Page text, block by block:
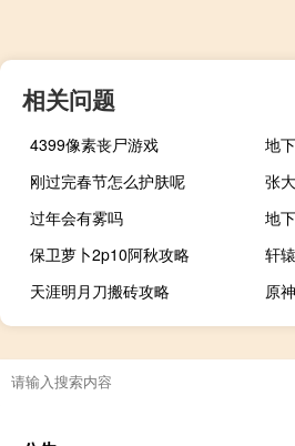
相关问题
4399像素丧尸游戏
地
刚过完春节怎么护肤呢
张
过年会有雾吗
地
保卫萝卜2p10阿秋攻略
轩
天涯明月刀搬砖攻略
原